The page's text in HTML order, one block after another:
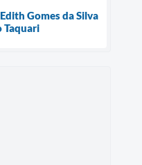
Gomes da Silva
Taquari